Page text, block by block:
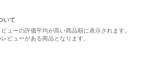
いて
ューの評価平均が高い商品順に表示されます。
ビューがある商品となります。